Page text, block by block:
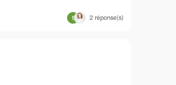
2 réponse(s)